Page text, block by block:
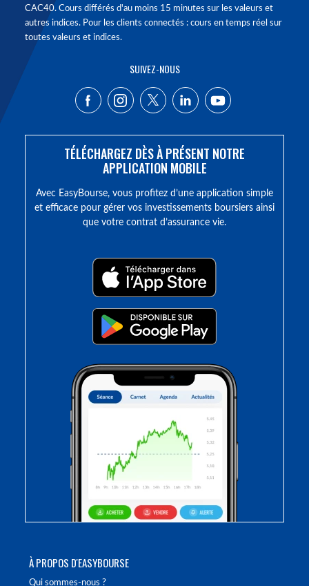
À PROPOS D'EASYBOURSE
Qui sommes-nous ?
CAC40. Cours différés d'au moins 15 minutes sur les valeurs et
autres indices. Pour les clients connectés : cours en temps réel sur
toutes valeurs et indices.
SUIVEZ-NOUS
TÉLÉCHARGEZ DÈS À PRÉSENT NOTRE
APPLICATION MOBILE
Avec EasyBourse, vous profitez d’une application simple
et efficace pour gérer vos investissements boursiers ainsi
que votre contrat d’assurance vie.